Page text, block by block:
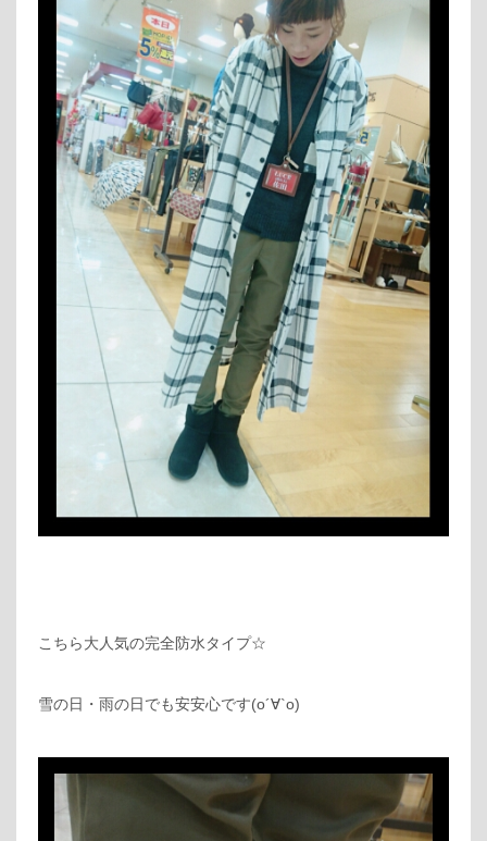
こちら大人気の完全防水タイプ☆
雪の日・雨の日でも安安心です(о´∀`о)